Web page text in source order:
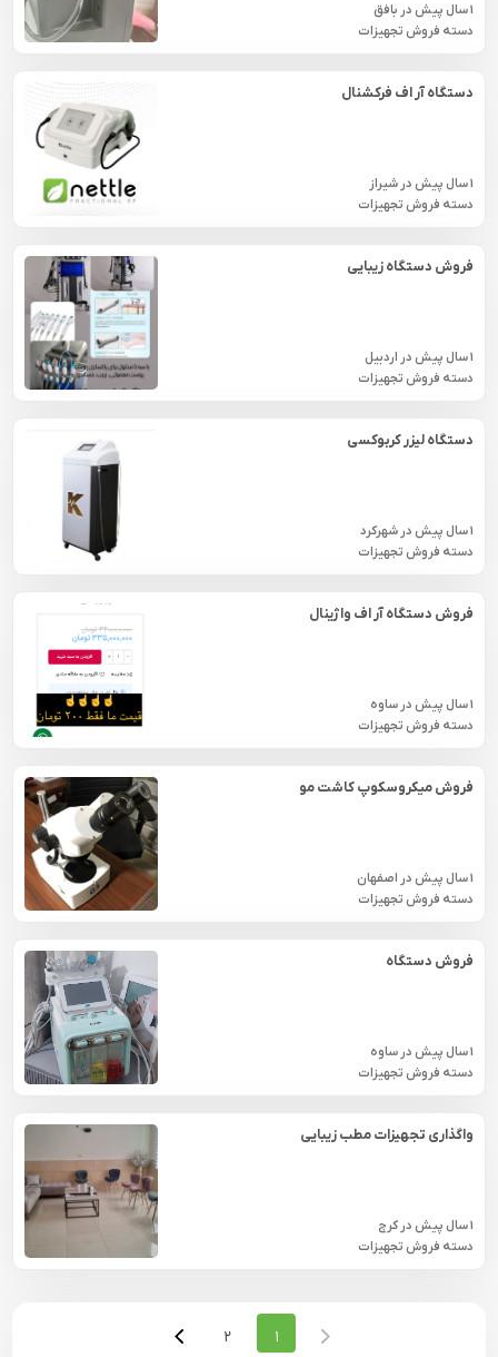
1 سال پیش در بافق
دسته فروش تجهیزات
دستگاه آر اف فرکشنال
1 سال پیش در شيراز
دسته فروش تجهیزات
فروش دستگاه زیبایی
1 سال پیش در اردبيل
دسته فروش تجهیزات
دستگاه لیزر کربوکسی
1 سال پیش در شهركرد
دسته فروش تجهیزات
فروش دستگاه آر اف واژینال
1 سال پیش در ساوه
دسته فروش تجهیزات
فروش ميكروسكوپ كاشت مو
1 سال پیش در اصفهان
دسته فروش تجهیزات
فروش دستگاه
1 سال پیش در ساوه
دسته فروش تجهیزات
واگذاری تجهیزات مطب زیبایی
1 سال پیش در كرج
دسته فروش تجهیزات
1
2